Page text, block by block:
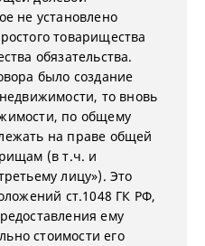
не установлено
товарищества
обязательства.
было создание
то вновь
по общему
на праве общей
(в т.ч. и
лицу»). Это
ст.1048 ГК РФ,
ему
стоимости его